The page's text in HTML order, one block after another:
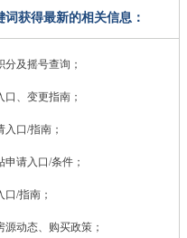
获得最新的相关信息：
及摇号查询；
、变更指南；
入口/指南；
请入口/条件；
口/指南；
源动态、购买政策；